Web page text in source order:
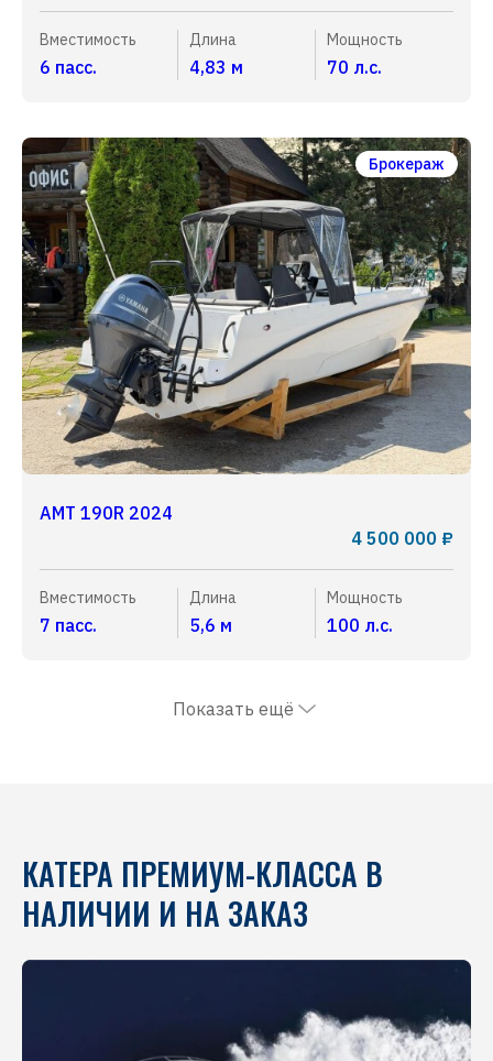
Вместимость
6 пасс.
Длина
4,83 м
Мощность
70 л.с.
Брокераж
AMT 190R 2024
4 500 000 ₽
Вместимость
7 пасс.
Длина
5,6 м
Мощность
100 л.с.
Показать ещё
КАТЕРА ПРЕМИУМ-КЛАССА В
НАЛИЧИИ И НА ЗАКАЗ